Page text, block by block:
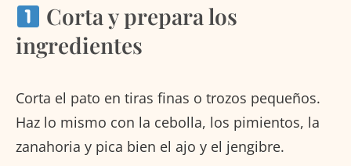
Corta y prepara los
ingredientes
Corta el pato en tiras finas o trozos pequeños.
Haz lo mismo con la cebolla, los pimientos, la
zanahoria y pica bien el ajo y el jengibre.